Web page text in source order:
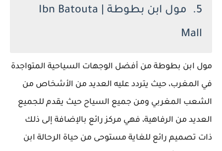
5. مول ابن بطوطة | Ibn Batouta
Mall
مول ابن بطوطة من أفضل الوجهات السياحية المتواجدة
في المغرب، حيث يتردد عليه العديد من الأشخاص من
الشعب المغربي ومن جميع السياح حيث يقدم للجميع
العديد من الرفاهية، فهي مركز رائع بالإضافة إلى ذلك
ذات تصميم رائع للغاية مستوحى من حياة الرحالة ابن